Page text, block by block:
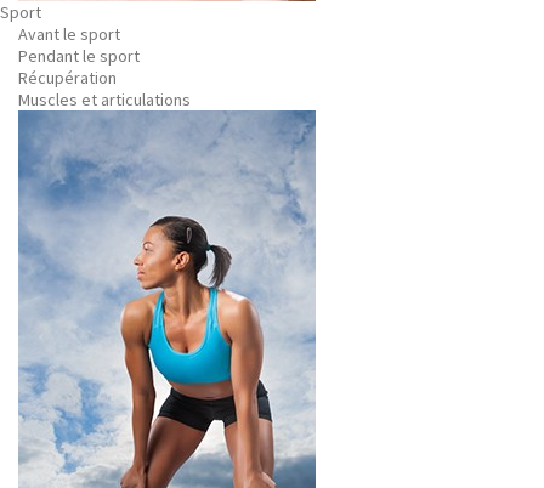
Sport
Avant le sport
Pendant le sport
Récupération
Muscles et articulations